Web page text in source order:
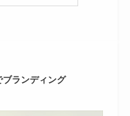
ランディング